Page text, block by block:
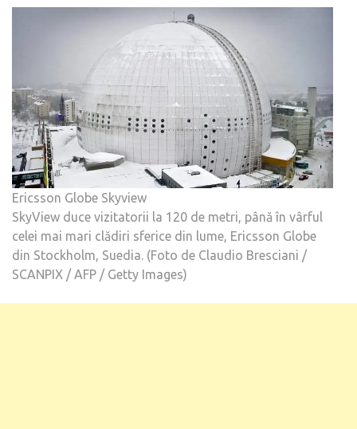
Ericsson Globe Skyview
SkyView duce vizitatorii la 120 de metri, până în vârful
celei mai mari clădiri sferice din lume, Ericsson Globe
din Stockholm, Suedia. (Foto de Claudio Bresciani /
SCANPIX / AFP / Getty Images)